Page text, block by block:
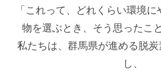
「これって、どれくらい環境
物を選ぶとき、そう思ったこ
私たちは、群馬県が進める脱
し、